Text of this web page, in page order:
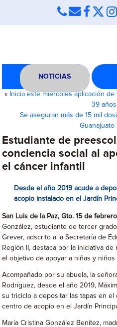
NOTICIAS
« Inicia este miércoles aplicación
39
Se aseguran más de 15 mil
Guanajuato
Estudiante de
conciencia social al
el cáncer infantil
Desde el año 2019 acude a
acopio instalado en el Jardín
San Luis de la Paz, Gto. 15 de
González, estudiante de tercer
Grever, adscrito a la Secretaría de
Región II, destaca por la iniciativa
el objetivo de apoyar a niñas y
Acompañado por su abuela, la
Rodríguez, desde el año 2019,
su triciclo a depositar las tapas en
centro de acopio en el Jardín
María Cristina González Benítez,